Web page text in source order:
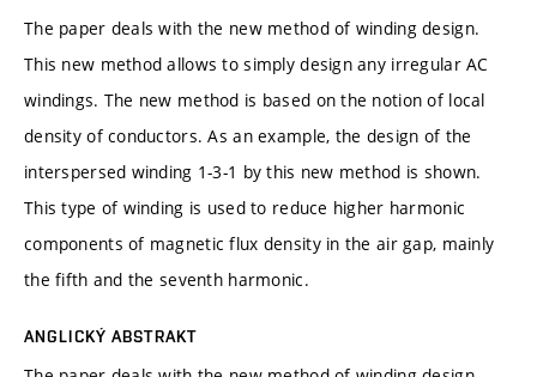
The paper deals with the new method of winding design.
This new method allows to simply design any irregular AC
windings. The new method is based on the notion of local
density of conductors. As an example, the design of the
interspersed winding 1-3-1 by this new method is shown.
This type of winding is used to reduce higher harmonic
components of magnetic flux density in the air gap, mainly
the fifth and the seventh harmonic.
ANGLICKÝ ABSTRAKT